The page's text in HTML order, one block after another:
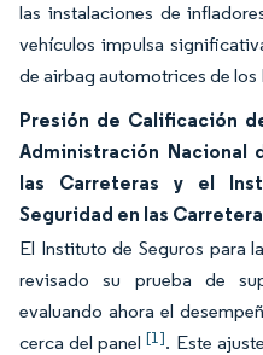
las instalaciones de
vehículos impulsa
de airbag automotrices de los
Presión de Calificación
Administración Nacional
las Carreteras y el
Seguridad en las
El Instituto de Seguros para
revisado su prueba de
evaluando ahora el
cerca del panel[1]. Este